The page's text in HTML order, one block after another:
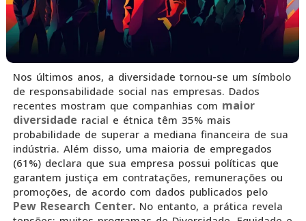
Nos últimos anos, a diversidade tornou-se um símbolo
de responsabilidade social nas empresas. Dados
recentes mostram que companhias com maior
diversidade racial e étnica têm 35% mais
probabilidade de superar a mediana financeira de sua
indústria. Além disso, uma maioria de empregados
(61%) declara que sua empresa possui políticas que
garantem justiça em contratações, remunerações ou
promoções, de acordo com dados publicados pelo
Pew Research Center. No entanto, a prática revela